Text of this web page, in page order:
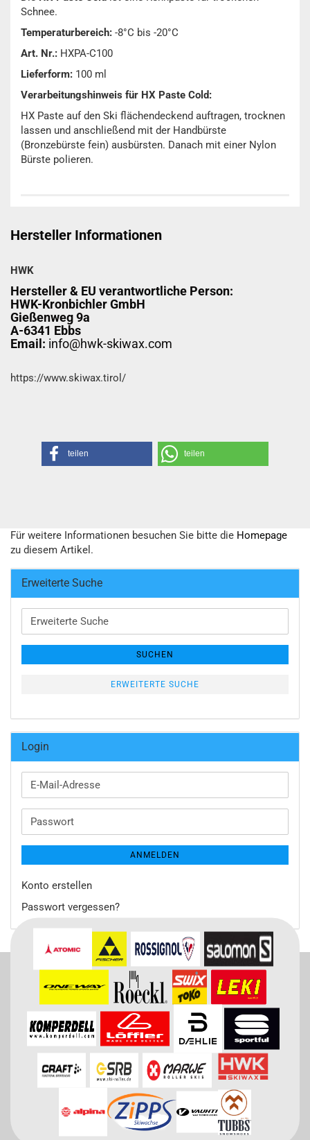
Schnee.
Temperaturbereich: -8°C bis -20°C
Art. Nr.: HXPA-C100
Lieferform: 100 ml
Verarbeitungshinweis für HX Paste Cold:
HX Paste auf den Ski flächendeckend auftragen, trocknen
lassen und anschließend mit der Handbürste
(Bronzebürste fein) ausbürsten. Danach mit einer Nylon
Bürste polieren.
Hersteller Informationen
HWK
Hersteller & EU verantwortliche Person:
HWK-Kronbichler GmbH
Gießenweg 9a
A-6341 Ebbs
Email: info@hwk-skiwax.com
https://www.skiwax.tirol/
teilen teilen
Für weitere Informationen besuchen Sie bitte die Homepage
zu diesem Artikel.
Erweiterte Suche
Erweiterte
Suche
SUCHEN
ERWEITERTE SUCHE
Login
E-
Mail-
Passwort
ANMELDEN
Konto erstellen
Passwort vergessen?